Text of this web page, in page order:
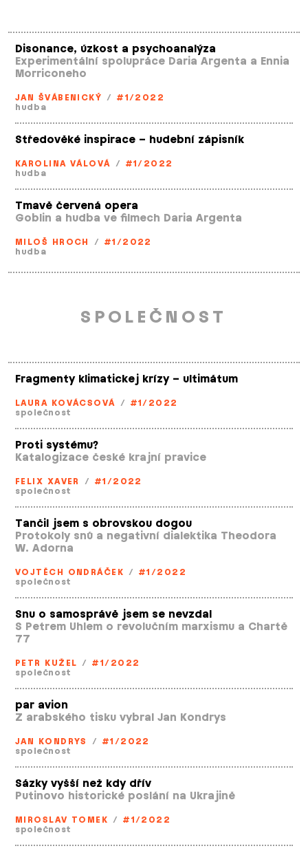
Disonance, úzkost a psychoanalýza
Experimentální spolupráce Daria Argenta a Ennia
Morriconeho
JAN ŠVÁBENICKÝ / #1/2022
hudba
Středověké inspirace – hudební zápisník
KAROLINA VÁLOVÁ / #1/2022
hudba
Tmavě červená opera
Goblin a hudba ve filmech Daria Argenta
MILOŠ HROCH / #1/2022
hudba
SPOLEČNOST
Fragmenty klimatickej krízy – ultimátum
LAURA KOVÁCSOVÁ / #1/2022
společnost
Proti systému?
Katalogizace české krajní pravice
FELIX XAVER / #1/2022
společnost
Tančil jsem s obrovskou dogou
Protokoly snů a negativní dialektika Theodora
W. Adorna
VOJTĚCH ONDRÁČEK / #1/2022
společnost
Snu o samosprávě jsem se nevzdal
S Petrem Uhlem o revolučním marxismu a Chartě
77
PETR KUŽEL / #1/2022
společnost
par avion
Z arabského tisku vybral Jan Kondrys
JAN KONDRYS / #1/2022
společnost
Sázky vyšší než kdy dřív
Putinovo historické poslání na Ukrajině
MIROSLAV TOMEK / #1/2022
společnost